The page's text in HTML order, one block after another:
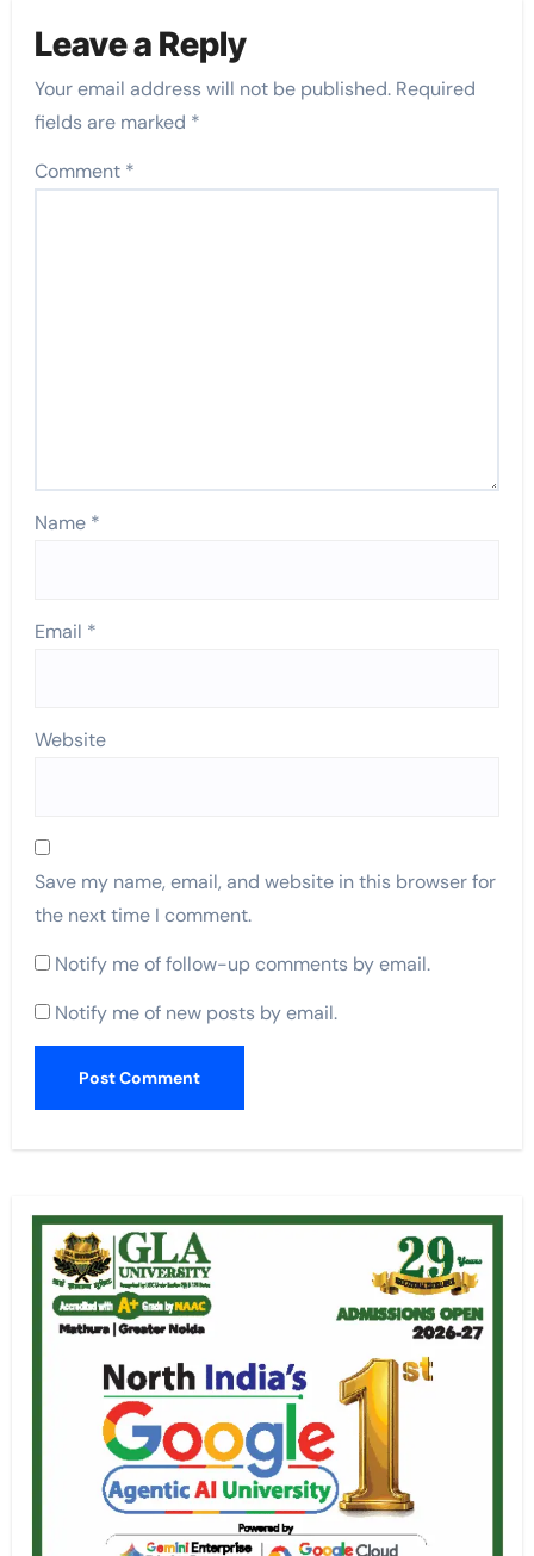
Leave a Reply
Your email address will not be published. Required
fields are marked *
Comment *
Name *
Email *
Website
Save my name, email, and website in this browser for
the next time I comment.
Notify me of follow-up comments by email.
Notify me of new posts by email.